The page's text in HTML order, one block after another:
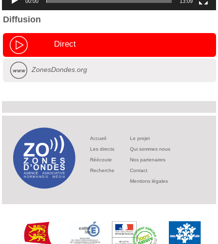
Diffusion
Direct
ZonesDondes.org
Accueil
Les directs
Réécoute
Recherche
Le projet
Qui sommes nous
Nos partenaires
Contact
Mentions légales